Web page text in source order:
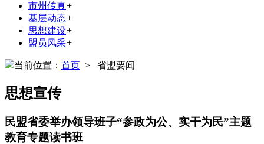
市州传真+
基层动态+
思想建设+
盟员风采+
当前位置： 首页 > 省盟要闻
思想宣传
民盟省委举办领导班子“参政为公、实干为民”主题
教育专题读书班